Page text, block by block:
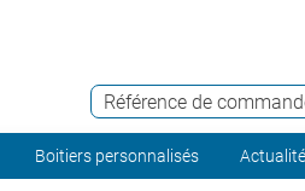
Référence de
Boitiers personnalisés